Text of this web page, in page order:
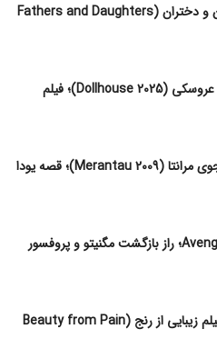
پیشنهاد فیلم پدران و دختران (Fathers and Daughters
پیشنهاد فیلم خانه عروسکی (Dollhouse 2025)؛ فیلم
پیشنهاد فیلم جنگجوی مرانتا (Merantau 2009)؛ قصه یودا
Avengers: Doomsday؛ راز بازگشت مگنیتو و پروفسور
معرفی و داستان فیلم زیبایی از رنج (Beauty from Pain